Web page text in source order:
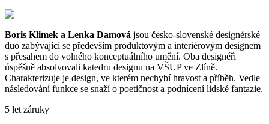
Boris Klimek a Lenka Damová jsou česko-slovenské designérské
duo zabývající se především produktovým a interiérovým designem
s přesahem do volného konceptuálního umění. Oba designéři
úspěšně absolvovali katedru designu na VŠUP ve Zlíně.
Charakterizuje je design, ve kterém nechybí hravost a příběh. Vedle
následování funkce se snaží o poetičnost a podnícení lidské fantazie.
5 let záruky